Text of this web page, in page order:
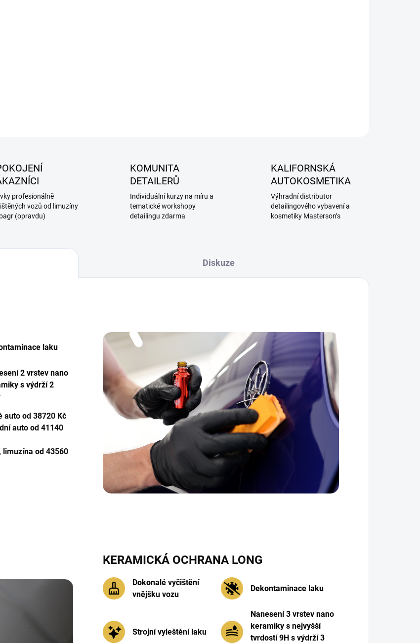
profesionálně
vozů od limuzíny
(opravdu)
KOMUNITA
DETAILERŮ
Individuální kurzy na míru a
tematické workshopy
detailingu zdarma
KALIFORNSKÁ
AUTOKOSMETIKA
Výhradní distributor
detailingového vybavení a
kosmetiky Masterson’s
Diskuze
laku
2 vrstev nano
s výdrží 2
auto od 38720 Kč
auto od 41140
limuzína od 43560
KERAMICKÁ OCHRANA LONG
Dokonalé vyčištění
vnějšku vozu
Dekontaminace laku
Strojní vyleštění laku
Nanesení 3 vrstev nano
keramiky s nejvyšší
tvrdostí 9H s výdrží 3